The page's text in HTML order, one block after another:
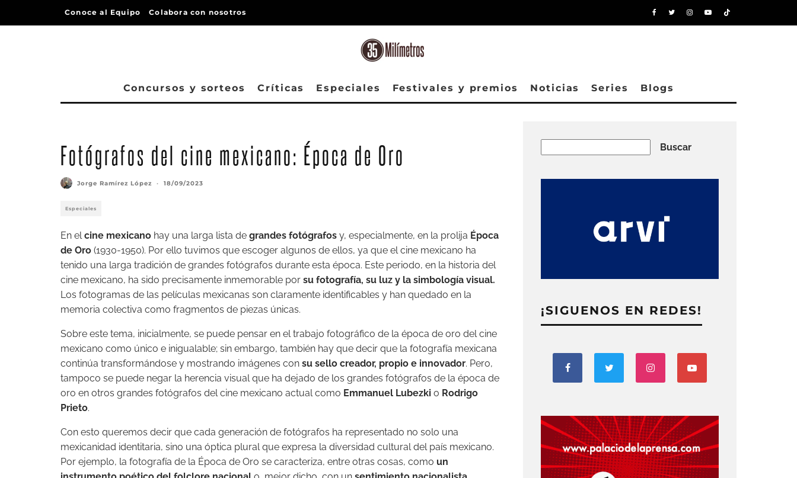
Conoce al Equipo Colabora con nosotros
Concursos y sorteos Críticas Especiales Festivales y premios Noticias Series Blogs
Fotógrafos del cine mexicano: Época de Oro
Jorge Ramírez López · 18/09/2023
Especiales
En elcine mexicano hay una larga lista de grandes fotógrafos y, especialmente, en la prolija Época
de Oro (1930-1950). Por ello tuvimos que escoger algunos de ellos, ya que el cine mexicano ha
tenido una larga tradición de grandes fotógrafos durante esta época. Este periodo, en la historia del
cine mexicano, ha sido precisamente inmemorable por su fotografía, su luz y la simbología visual.
Los fotogramas de las películas mexicanas son claramente identificables y han quedado en la
memoria colectiva como fragmentos de piezas únicas.
Sobre este tema, inicialmente, se puede pensar en el trabajo fotográfico de la época de oro del cine
mexicano como único e inigualable; sin embargo, también hay que decir que la fotografía mexicana
continúa transformándose y mostrando imágenes con su sello creador, propio e innovador. Pero,
tampoco se puede negar la herencia visual que ha dejado de los grandes fotógrafos de la época de
oro en otros grandes fotógrafos del cine mexicano actual como Emmanuel Lubezki o Rodrigo
Prieto.
Con esto queremos decir que cada generación de fotógrafos ha representado no solo una
mexicanidad identitaria, sino una óptica plural que expresa la diversidad cultural del país mexicano.
Por ejemplo, la fotografía de la Época de Oro se caracteriza, entre otras cosas, como un
Buscar
¡SIGUENOS EN REDES!